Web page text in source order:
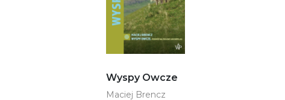
Wyspy Owcze
Maciej Brencz